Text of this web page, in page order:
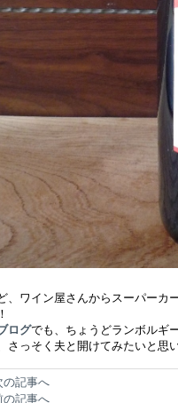
、ワイン屋さんからスーパーカ
ログでも、ちょうどランボルギ
さっそく夫と開けてみたいと思い
の記事へ
の記事へ